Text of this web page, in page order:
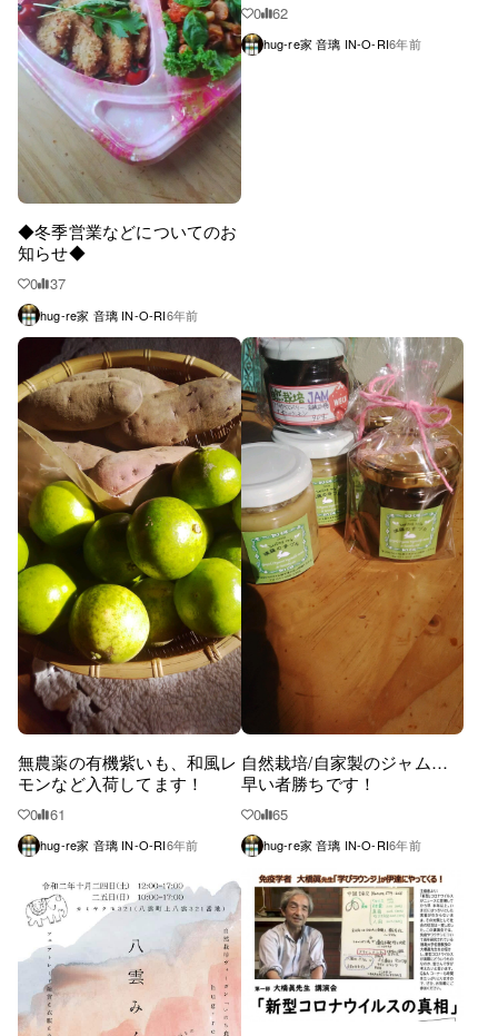
◆冬季営業などについてのお
知らせ◆
0 37
hug-re家 音璃 IN-O-RI6年前
0 62
hug-re家 音璃 IN-O-RI6年前
無農薬の有機紫いも、和風レ
モンなど入荷してます！
0 61
hug-re家 音璃 IN-O-RI6年前
自然栽培/自家製のジャム…
早い者勝ちです！
0 65
hug-re家 音璃 IN-O-RI6年前